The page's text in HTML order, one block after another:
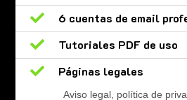

6 cuentas de email

Tutoriales PDF de uso

Páginas legales
Aviso legal, política de